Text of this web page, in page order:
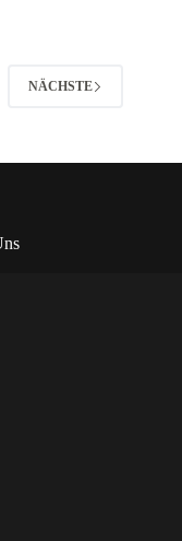
NÄCHSTE